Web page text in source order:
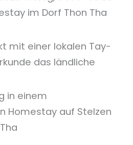
im Dorf Thon Tha
mit einer lokalen Tay-
das ländliche
in einem
Homestay auf Stelzen